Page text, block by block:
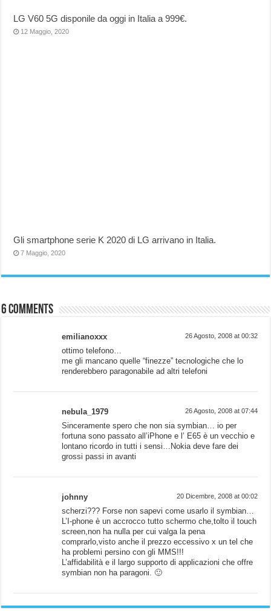
LG V60 5G disponile da oggi in Italia a 999€.
12 Maggio, 2020
Gli smartphone serie K 2020 di LG arrivano in Italia.
7 Maggio, 2020
6 comments
emilianoxxx 26 Agosto, 2008 at 00:32
ottimo telefono…
me gli mancano quelle “finezze” tecnologiche che lo
renderebbero paragonabile ad altri telefoni
nebula_1979 26 Agosto, 2008 at 07:44
Sinceramente spero che non sia symbian… io per
fortuna sono passato all’iPhone e l’ E65 è un vecchio e
lontano ricordo in tutti i sensi…Nokia deve fare dei
grossi passi in avanti
johnny 20 Dicembre, 2008 at 00:02
scherzi??? Forse non sapevi come usarlo il symbian…
L’I-phone è un accrocco tutto schermo che,tolto il touch
screen,non ha nulla per cui valga la pena
comprarlo,visto anche il prezzo eccessivo x un tel che
ha problemi persino con gli MMS!!!
L’affidabilità e il largo supporto di applicazioni che offre
symbian non ha paragoni. 🙂